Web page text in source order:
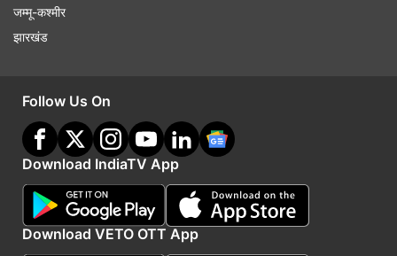
जम्मू-कश्मीर
झारखंड
Follow Us On
Download IndiaTV App
Download VETO OTT App